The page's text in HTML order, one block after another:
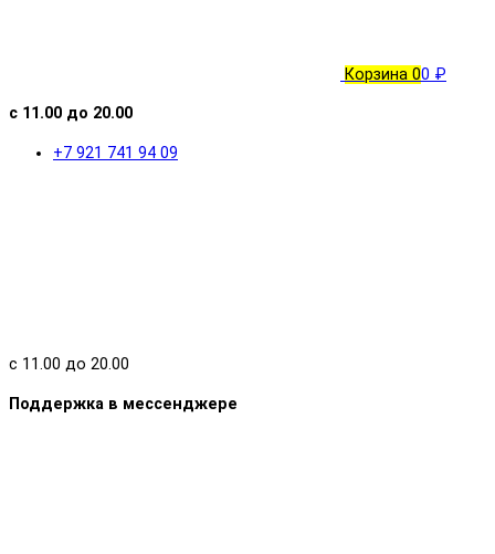
Корзина 00 ₽
с 11.00 до 20.00
+7 921 741 94 09
с 11.00 до 20.00
Поддержка в мессенджере